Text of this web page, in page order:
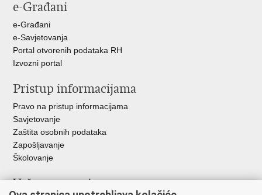
e-Građani
e-Građani
e-Savjetovanja
Portal otvorenih podataka RH
Izvozni portal
Pristup informacijama
Pravo na pristup informacijama
Savjetovanje
Zaštita osobnih podataka
Zapošljavanje
Školovanje
Važne poveznice